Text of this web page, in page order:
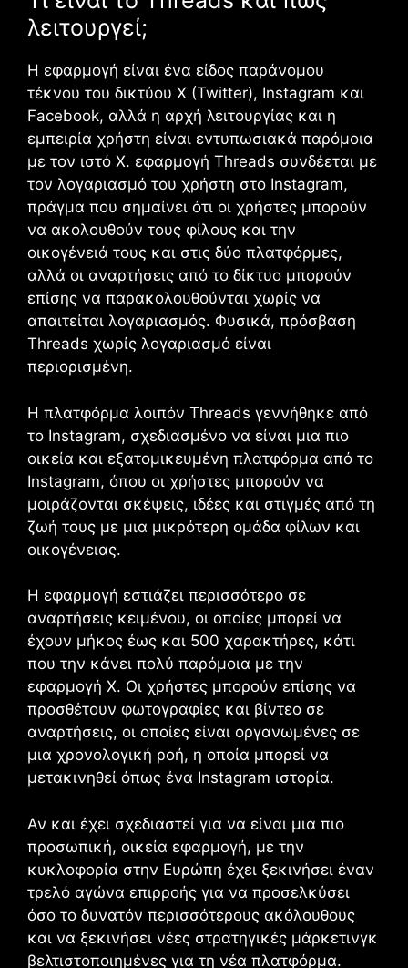
λειτουργεί;
Η εφαρμογή είναι ένα είδος παράνομου
τέκνου του δικτύου X (Twitter), Instagram και
Facebook, αλλά η αρχή λειτουργίας και η
εμπειρία χρήστη είναι εντυπωσιακά παρόμοια
με τον ιστό X. εφαρμογή Threads συνδέεται με
τον λογαριασμό του χρήστη στο Instagram,
πράγμα που σημαίνει ότι οι χρήστες μπορούν
να ακολουθούν τους φίλους και την
οικογένειά τους και στις δύο πλατφόρμες,
αλλά οι αναρτήσεις από το δίκτυο μπορούν
επίσης να παρακολουθούνται χωρίς να
απαιτείται λογαριασμός. Φυσικά, πρόσβαση
Threads χωρίς λογαριασμό είναι
περιορισμένη.
Η πλατφόρμα λοιπόν Threads γεννήθηκε από
το Instagram, σχεδιασμένο να είναι μια πιο
οικεία και εξατομικευμένη πλατφόρμα από το
Instagram, όπου οι χρήστες μπορούν να
μοιράζονται σκέψεις, ιδέες και στιγμές από τη
ζωή τους με μια μικρότερη ομάδα φίλων και
οικογένειας.
Η εφαρμογή εστιάζει περισσότερο σε
αναρτήσεις κειμένου, οι οποίες μπορεί να
έχουν μήκος έως και 500 χαρακτήρες, κάτι
που την κάνει πολύ παρόμοια με την
εφαρμογή X. Οι χρήστες μπορούν επίσης να
προσθέτουν φωτογραφίες και βίντεο σε
αναρτήσεις, οι οποίες είναι οργανωμένες σε
μια χρονολογική ροή, η οποία μπορεί να
μετακινηθεί όπως ένα Instagram ιστορία.
Αν και έχει σχεδιαστεί για να είναι μια πιο
προσωπική, οικεία εφαρμογή, με την
κυκλοφορία στην Ευρώπη έχει ξεκινήσει έναν
τρελό αγώνα επιρροής για να προσελκύσει
όσο το δυνατόν περισσότερους ακόλουθους
και να ξεκινήσει νέες στρατηγικές μάρκετινγκ
βελτιστοποιημένες για τη νέα πλατφόρμα.